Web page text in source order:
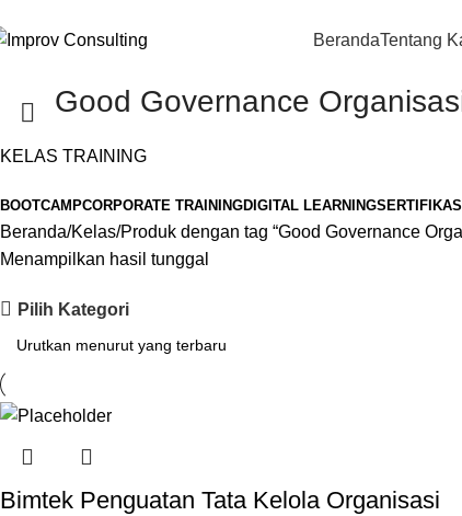
BerandaTentang
Good Governance
KELAS TRAINING
BOOTCAMPCORPORATE TRAININGDIGITAL LEARNINGSERTIFIKASI
Beranda Kelas Produk dengan tag “Good Governance
Menampilkan hasil tunggal
Pilih Kategori
Bimtek Penguatan Tata Kelola Organisasi